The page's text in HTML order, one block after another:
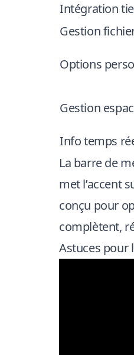
Intégration
Gestion
Options
Gestion
Info temps
La barre de
met l’accent
conçu pour
complètent,
Astuces pour